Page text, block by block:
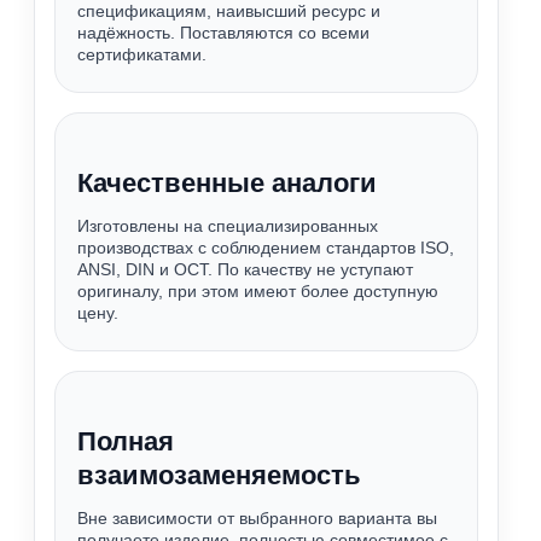
спецификациям, наивысший ресурс и
надёжность. Поставляются со всеми
сертификатами.
Качественные аналоги
Изготовлены на специализированных
производствах с соблюдением стандартов ISO,
ANSI, DIN и ОСТ. По качеству не уступают
оригиналу, при этом имеют более доступную
цену.
Полная
взаимозаменяемость
Вне зависимости от выбранного варианта вы